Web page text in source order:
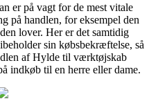
er på vagt for de mest vitale
på handlen, for eksempel den
lover. Her er det samtidig
sin købsbekræftelse, så
af Hylde til værktøjskab
indkøb til en herre eller dame.